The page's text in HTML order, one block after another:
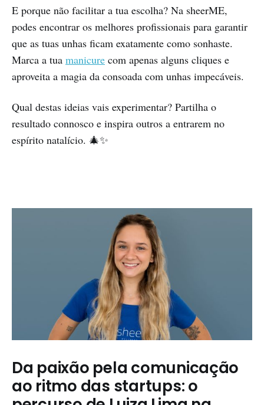
E porque não facilitar a tua escolha? Na sheerME,
podes encontrar os melhores profissionais para garantir
que as tuas unhas ficam exatamente como sonhaste.
Marca a tua manicure com apenas alguns cliques e
aproveita a magia da consoada com unhas impecáveis.
Qual destas ideias vais experimentar? Partilha o
resultado connosco e inspira outros a entrarem no
espírito natalício. 🎄✨
Da paixão pela comunicação
ao ritmo das startups: o